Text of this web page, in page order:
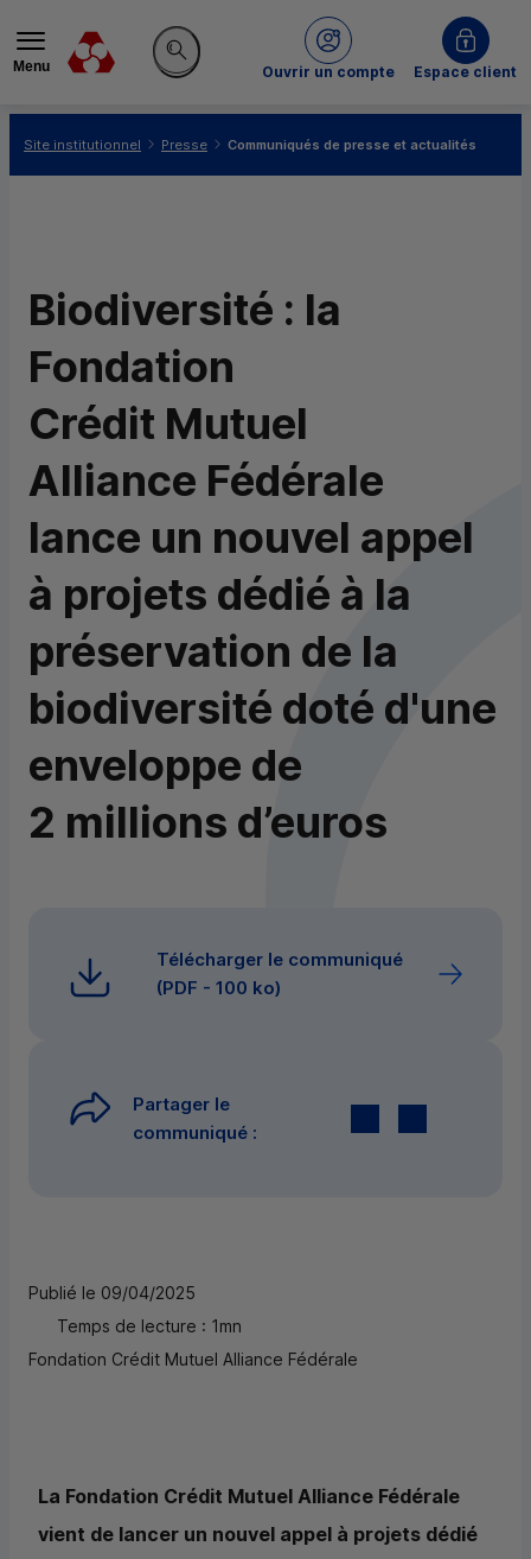
Menu
Rechercher sur le site
Ouvrir un compte
du Crédit MutuelEspace client
Site institutionnel Presse Communiqués de presse et actualités
Biodiversité : la
Fondation
Crédit Mutuel
Alliance Fédérale
lance un nouvel appel
à projets dédié à la
préservation de la
biodiversité doté d'une
enveloppe de
2 millions d’euros
Télécharger le communiqué
(PDF - 100 ko)
Partager le
communiqué :
Publié le 09/04/2025
Temps de lecture : 1mn
Fondation Crédit Mutuel Alliance Fédérale
La Fondation Crédit Mutuel Alliance Fédérale
vient de lancer un nouvel appel à projets dédié